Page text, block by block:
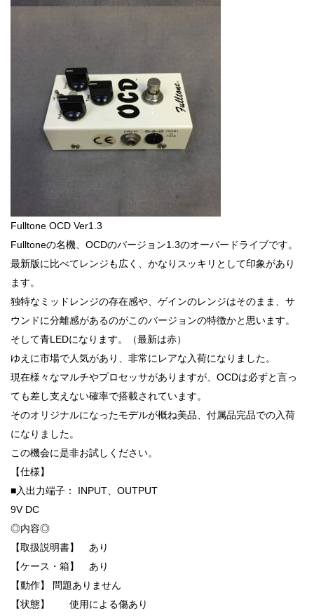
Fulltone OCD Ver1.3
Fulltoneの名機、OCDのバージョン1.3のオーバードライブです。
最新版に比べてレンジも広く、かなりスッキリとして印象があり
ます。
独特なミッドレンジの存在感や、ゲインのレンジはそのまま、サ
ウンドに分離感があるのがこのバージョンの特徴かと思います。
そして青LEDになります。（最新は赤）
ゆえに市場で人気があり、非常にレアな入荷になりました。
現在様々なマルチやプロセッサがありますが、OCDは必ずと言っ
ても差し支えない確率で搭載されています。
そのオリジナルになったモデルが概ね美品、付属品完品での入荷
になりました。
この機会に是非お試しください。
【仕様】
■入出力端子： INPUT、OUTPUT
9V DC
◎内容◎
【取扱説明書】 あり
【ケース・箱】 あり
【動作】 問題ありません
【状態】 使用による傷あり